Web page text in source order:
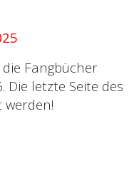
Fangbücher
Die letzte Seite des
werden!